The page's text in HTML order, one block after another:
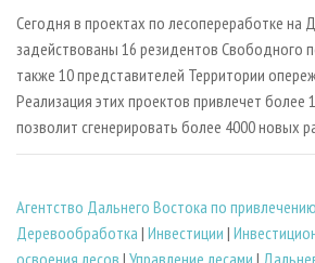
Сегодня в проектах по лесопереработке на
задействованы 16 резидентов Свободного
также 10 представителей Территории
Реализация этих проектов привлечет более
позволит сгенерировать более 4000 новых
Агентство Дальнего Востока по
Деревообработка | Инвестиции |